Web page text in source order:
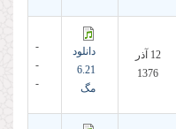
12 آذر
1376
دانلود
6.21
مگ
-
-
-